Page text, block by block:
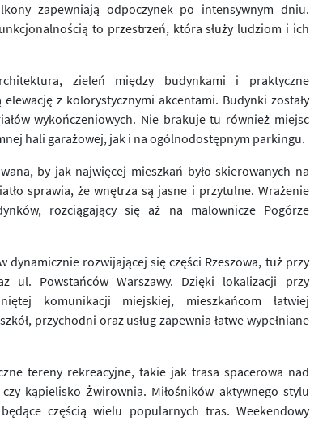
zapewniają odpoczynek po intensywnym dniu.
to przestrzeń, która służy ludziom i ich
zieleń między budynkami i praktyczne
z kolorystycznymi akcentami. Budynki zostały
wykończeniowych. Nie brakuje tu również miejsc
hali garażowej, jak i na ogólnodostępnym parkingu.
by jak najwięcej mieszkań było skierowanych na
sprawia, że wnętrza są jasne i przytulne. Wrażenie
rozciągający się aż na malownicze Pogórze
dynamicznie rozwijającej się części Rzeszowa, tuż przy
ul. Powstańców Warszawy. Dzięki lokalizacji przy
komunikacji miejskiej, mieszkańcom łatwiej
przychodni oraz usług zapewnia łatwe wypełniane
tereny rekreacyjne, takie jak trasa spacerowa nad
czy kąpielisko Żwirownia. Miłośników aktywnego stylu
częścią wielu popularnych tras. Weekendowy